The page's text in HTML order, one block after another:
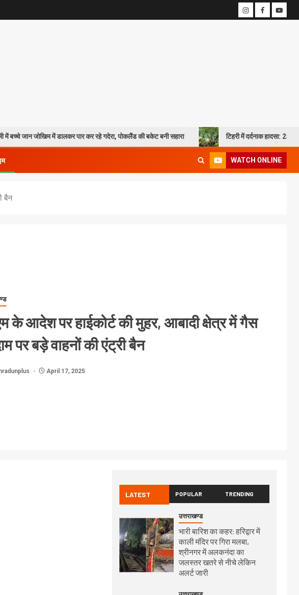
में डालकर पार कर रहे गदेरा, पोकलैंड की बकेट बनी सहारा टिहरी में दर्दनाक हादसा: 250 मीटर गहरी
WATCH ONLINE
बैन
के आदेश पर हाईकोर्ट की मुहर, आबादी क्षेत्र में गैस
पर बड़े वाहनों की एंट्री बैन
April 17, 2025
LATEST POPULAR TRENDING
उत्तराखण्ड
भारी बारिश का कहर: हरिद्वार में
काली मंदिर पर गिरा मलबा,
श्रीनगर में अलकनंदा का
जलस्तर खतरे से नीचे लेकिन
अलर्ट जारी